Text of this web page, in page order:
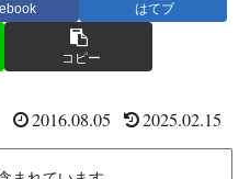
はてブ
コピー
2016.08.05 2025.02.15